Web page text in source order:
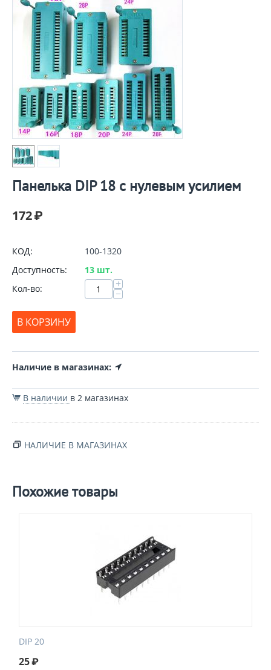
Панелька DIP 18 с нулевым усилием
172₽
КОД:
100-1320
Доступность:
13 шт.
Кол-во:
+
−
В КОРЗИНУ
Наличие в магазинах:
В наличии в 2 магазинах
НАЛИЧИЕ В МАГАЗИНАХ
Похожие товары
DIP 20
25₽